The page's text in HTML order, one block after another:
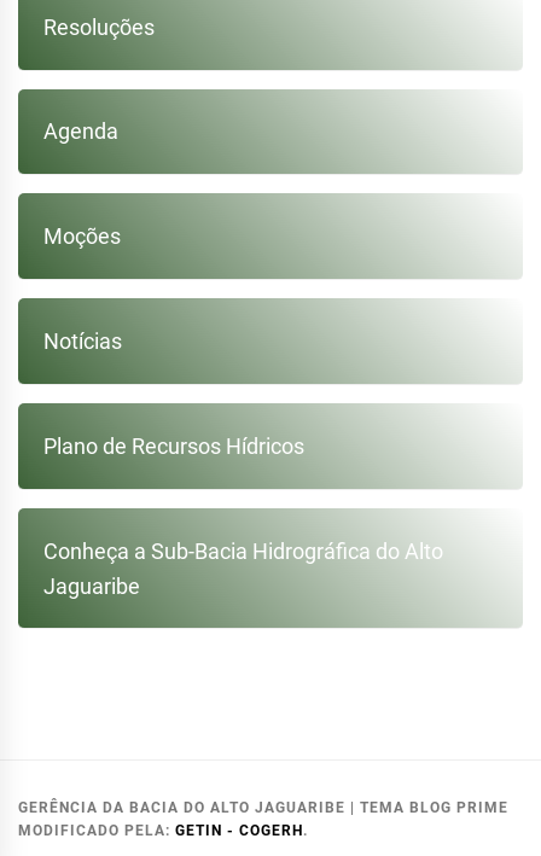
Resoluções
Agenda
Moções
Notícias
Plano de Recursos Hídricos
Conheça a Sub-Bacia Hidrográfica do Alto
Jaguaribe
GERÊNCIA DA BACIA DO ALTO JAGUARIBE
TEMA BLOG PRIME
MODIFICADO PELA: GETIN - COGERH .